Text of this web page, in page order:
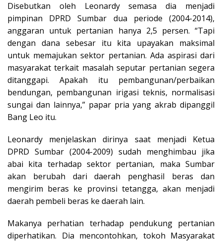
Disebutkan oleh Leonardy semasa dia menjadi
pimpinan DPRD Sumbar dua periode (2004-2014),
anggaran untuk pertanian hanya 2,5 persen. “Tapi
dengan dana sebesar itu kita upayakan maksimal
untuk memajukan sektor pertanian. Ada aspirasi dari
masyarakat terkait masalah seputar pertanian segera
ditanggapi. Apakah itu pembangunan/perbaikan
bendungan, pembangunan irigasi teknis, normalisasi
sungai dan lainnya,” papar pria yang akrab dipanggil
Bang Leo itu.
Leonardy menjelaskan dirinya saat menjadi Ketua
DPRD Sumbar (2004-2009) sudah menghimbau jika
abai kita terhadap sektor pertanian, maka Sumbar
akan berubah dari daerah penghasil beras dan
mengirim beras ke provinsi tetangga, akan menjadi
daerah pembeli beras ke daerah lain.
Makanya perhatian terhadap pendukung pertanian
diperhatikan. Dia mencontohkan, tokoh Masyarakat